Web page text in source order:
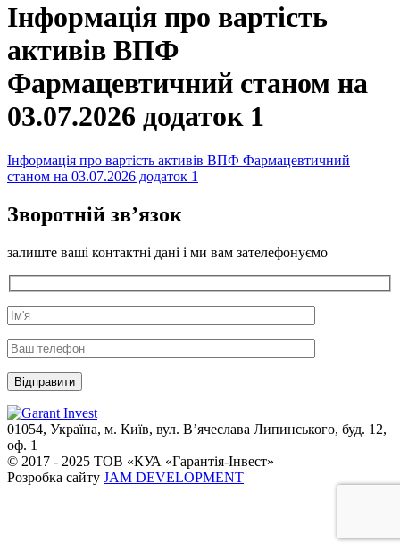
Інформація про вартість
активів ВПФ
Фармацевтичний станом на
03.07.2026 додаток 1
Інформація про вартість активів ВПФ Фармацевтичний
станом на 03.07.2026 додаток 1
Зворотній зв’язок
залиште ваші контактні дані і ми вам зателефонуємо
01054, Україна, м. Київ, вул. В’ячеслава Липинського, буд. 12,
оф. 1
© 2017 - 2025 ТОВ «КУА «Гарантія-Інвест»
Розробка сайту JAM DEVELOPMENT